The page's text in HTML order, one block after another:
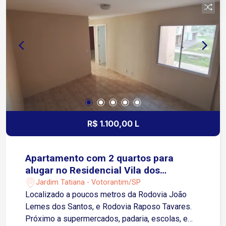
R$ 1.100,00 L
Apartamento com 2 quartos para
alugar no Residencial Vila dos
Bandeirantes em Votorantim/SP
Jardim Tatiana - Votorantim/SP
Localizado a poucos metros da Rodovia João
Lemes dos Santos, e Rodovia Raposo Tavares.
Próximo a supermercados, padaria, escolas, e